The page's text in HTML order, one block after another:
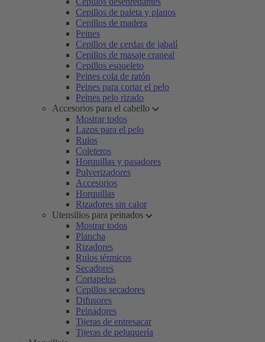
Cepillos de paleta y planos
Cepillos de madera
Peines
Cepillos de cerdas de jabalí
Cepillos de masaje craneal
Cepillos esqueleto
Peines cola de ratón
Peines para cortar el pelo
Peines pelo rizado
Accesorios para el cabello
Mostrar todos
Lazos para el pelo
Rulos
Coleteros
Horquillas y pasadores
Pulverizadores
Accesorios
Horquillas
Rizadores sin calor
Utensilios para peinados
Mostrar todos
Plancha
Rizadores
Rulos térmicos
Secadores
Cortapelos
Cepillos secadores
Difusores
Peinadores
Tijeras de entresacar
Tijeras de peluquería